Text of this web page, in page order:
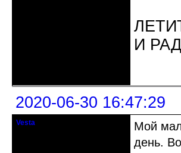
И
2020-06-30 16:47:29
Vesta
Мой
день.